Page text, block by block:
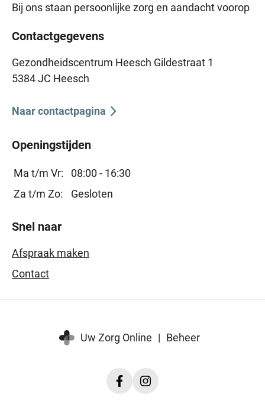
Bij ons staan persoonlijke zorg en aandacht voorop
Contactgegevens
Gezondheidscentrum Heesch Gildestraat 1
5384 JC Heesch
Naar contactpagina
Openingstijden
Ma t/m Vr:
08:00 - 16:30
Za t/m Zo:
Gesloten
Snel naar
Afspraak maken
Contact
Uw Zorg Online | Beheer
FacebookInstagram